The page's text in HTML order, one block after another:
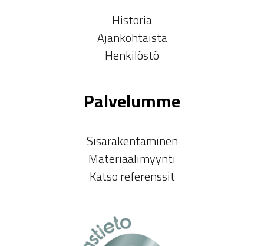
Historia
Ajankohtaista
Henkilöstö
Palvelumme
Sisärakentaminen
Materiaalimyynti
Katso referenssit